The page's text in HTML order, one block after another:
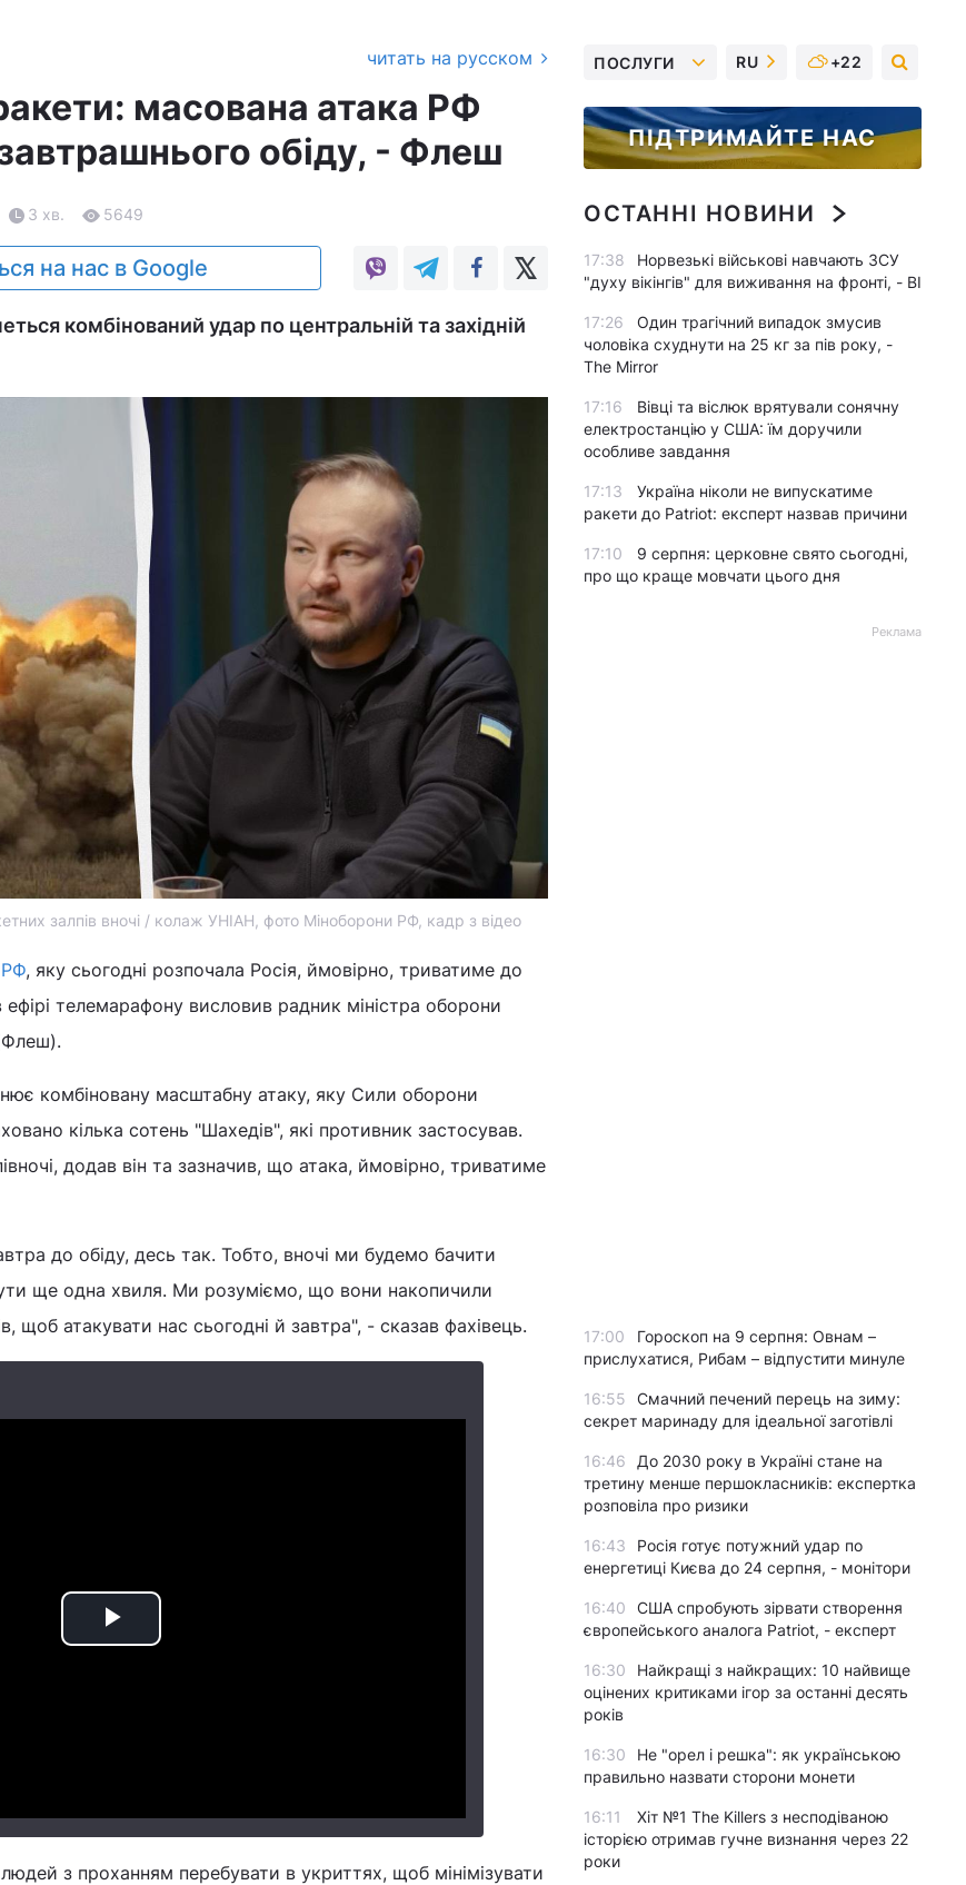
читать на русском
масована атака РФ
обіду, - Флеш
3 хв. 5649
на нас в Google
комбінований удар по центральній та західній
залпів вночі / колаж УНІАН, фото Міноборони РФ, кадр з відео
РФ, яку сьогодні розпочала Росія, ймовірно, триватиме до
телемарафону висловив радник міністра оборони
комбіновану масштабну атаку, яку Сили оборони
кілька сотень "Шахедів", які противник застосував.
додав він та зазначив, що атака, ймовірно, триватиме
до обіду, десь так. Тобто, вночі ми будемо бачити
ще одна хвиля. Ми розуміємо, що вони накопичили
щоб атакувати нас сьогодні й завтра", - сказав фахівець.
Play
з проханням перебувати в укриттях, щоб мінімізувати
ПОСЛУГИ RU +22
ПІДТРИМАЙТЕ НАС
ОСТАННІ НОВИНИ
17:38
Норвезькі військові навчають ЗСУ
"духу вікінгів" для виживання на фронті, - BI
17:26
Один трагічний випадок змусив
чоловіка схуднути на 25 кг за пів року, -
The Mirror
17:16
Вівці та віслюк врятували сонячну
електростанцію у США: їм доручили
особливе завдання
17:13
Україна ніколи не випускатиме
ракети до Patriot: експерт назвав причини
17:10
9 серпня: церковне свято сьогодні,
про що краще мовчати цього дня
Реклама
17:00
Гороскоп на 9 серпня: Овнам –
прислухатися, Рибам – відпустити минуле
16:55
Смачний печений перець на зиму:
секрет маринаду для ідеальної заготівлі
16:46
До 2030 року в Україні стане на
третину менше першокласників: експертка
розповіла про ризики
16:43
Росія готує потужний удар по
енергетиці Києва до 24 серпня, - монітори
16:40
США спробують зірвати створення
європейського аналога Patriot, - експерт
16:30
Найкращі з найкращих: 10 найвище
оцінених критиками ігор за останні десять
років
16:30
Не "орел і решка": як українською
правильно назвати сторони монети
16:11
Хіт №1 The Killers з несподіваною
історією отримав гучне визнання через 22
роки